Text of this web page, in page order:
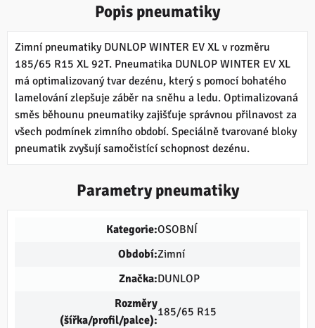
Popis pneumatiky
Zimní pneumatiky DUNLOP WINTER EV XL v rozměru
185/65 R15 XL 92T. Pneumatika DUNLOP WINTER EV XL
má optimalizovaný tvar dezénu, který s pomocí bohatého
lamelování zlepšuje záběr na sněhu a ledu. Optimalizovaná
směs běhounu pneumatiky zajišťuje správnou přilnavost za
všech podmínek zimního období. Speciálně tvarované bloky
pneumatik zvyšují samočistící schopnost dezénu.
Parametry pneumatiky
Kategorie:OSOBNÍ
Období:Zimní
Značka:DUNLOP
Rozměry
(šířka/profil/palce):
185/65 R15